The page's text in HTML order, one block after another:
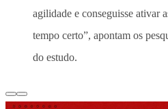
agilidade e conseguisse ativar
tempo certo”, apontam os
do estudo.